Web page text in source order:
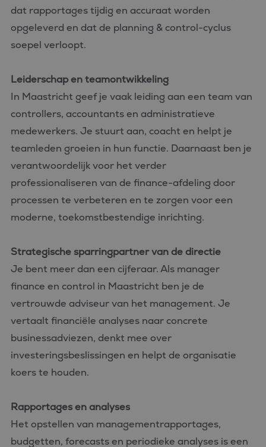
dat rapportages tijdig en accuraat worden
opgeleverd en dat de planning & control-cyclus
soepel verloopt.
Leiderschap en teamontwikkeling
In Maastricht geef je vaak leiding aan een team van
controllers, accountants en administratieve
medewerkers. Je stuurt aan, coacht en helpt je
teamleden groeien in hun functie. Daarnaast ben je
verantwoordelijk voor het verder
professionaliseren van de finance-afdeling door
processen te verbeteren en te zorgen voor een
moderne, toekomstbestendige inrichting.
Strategische sparringpartner van de directie
Je bent meer dan een cijferaar. Als manager
finance en control in Maastricht ben je de
vertrouwde adviseur van het management. Je
vertaalt financiële analyses naar concrete
businessadviezen, denkt mee over
investeringsbeslissingen en helpt de organisatie
koers te houden.
Rapportages en analyses
Het opstellen van managementrapportages,
budgetten, forecasts en periodieke analyses is een